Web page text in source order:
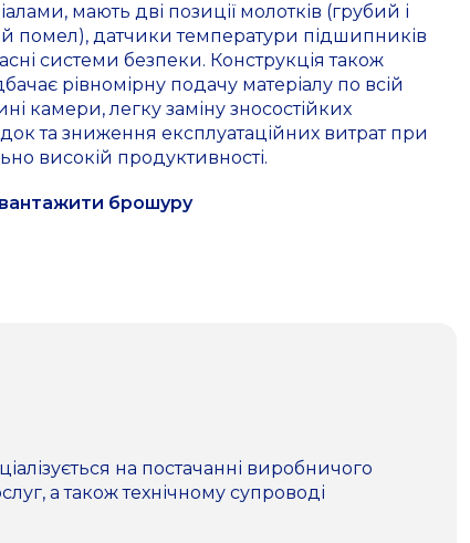
мають дві позиції молотків (грубий і
помел), датчики температури підшипників
системи безпеки. Конструкція також
рівномірну подачу матеріалу по всій
камери, легку заміну зносостійких
та зниження експлуатаційних витрат при
високій продуктивності.
брошуру
на постачанні виробничого
а також технічному супроводі